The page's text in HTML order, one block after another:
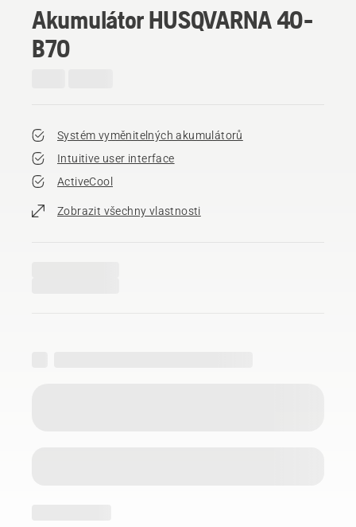
Akumulátor HUSQVARNA 40-
B70
Systém vyměnitelných akumulátorů
Intuitive user interface
ActiveCool
Zobrazit všechny vlastnosti